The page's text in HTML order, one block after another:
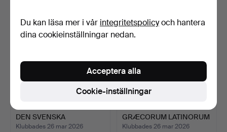
DEN SVENSKA
GENEAOLO…
Klubbades 26 mar 2026
GRÆCORUM LATINORUM
QUE PA…
Klubbades 26 mar 2026
Du kan läsa mer i vår integritetspolicyoch hantera
dina cookieinställningar nedan.
Cookie-inställningar
Acceptera alla